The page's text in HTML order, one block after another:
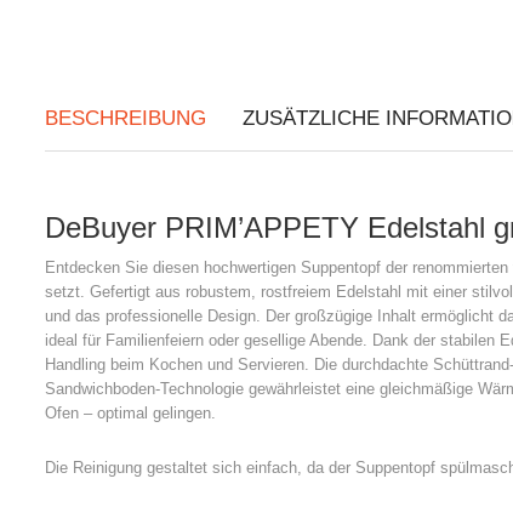
BESCHREIBUNG ZUSÄTZLICHE
DeBuyer PRIM’APPETY Edelstahl
Entdecken Sie diesen hochwertigen Suppentopf der
setzt. Gefertigt aus robustem, rostfreiem Edelstahl mit einer
und das professionelle Design. Der großzügige Inhalt ermöglicht
ideal für Familienfeiern oder gesellige Abende. Dank der stabilen
Handling beim Kochen und Servieren. Die durchdachte
Sandwichboden-Technologie gewährleistet eine gleichmäßige
Ofen – optimal gelingen.
Die Reinigung gestaltet sich einfach, da der Suppentopf